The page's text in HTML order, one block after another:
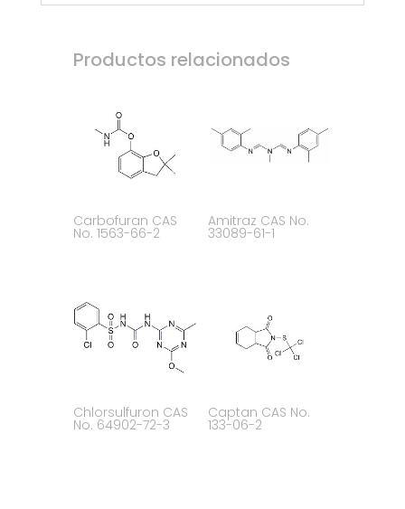
Productos relacionados
Carbofuran CAS
No. 1563-66-2
Amitraz CAS No.
33089-61-1
Chlorsulfuron CAS
No. 64902-72-3
Captan CAS No.
133-06-2